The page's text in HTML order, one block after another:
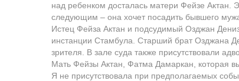
над ребенком досталась матери Фейзе Актан.
следующим – она хочет посадить бывшего
Истец Фейза Актан и подсудимый Озджан
инстанции Стамбула. Старший брат Озджана
зрителя. В зале суда также присутствовали
Мать Фейзы Актан, Фатма Дамаркан, которая
Я не присутствовала при предполагаемых